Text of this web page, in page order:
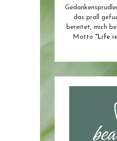
das prall
bereitet, mich
Motto "Life